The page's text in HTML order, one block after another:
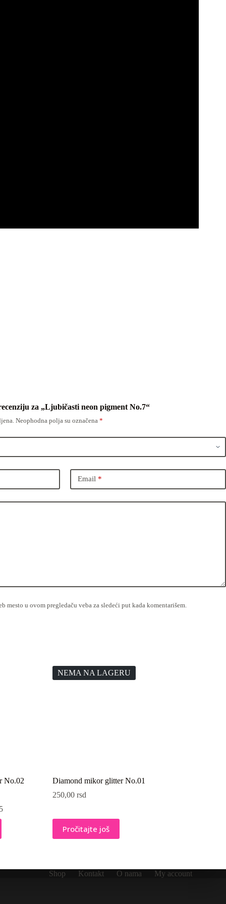
za „Ljubičasti neon pigment No.7“
Neophodna polja su označena *
Email*
mesto u ovom pregledaču veba za sledeći put kada komentarišem.
No.02
NEMA NA LAGERU
Diamond mikor glitter No.01
250,00 rsd
Pročitajte još
Shop Kontakt O nama
My account